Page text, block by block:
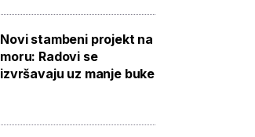
Novi stambeni projekt na
moru: Radovi se
izvršavaju uz manje buke